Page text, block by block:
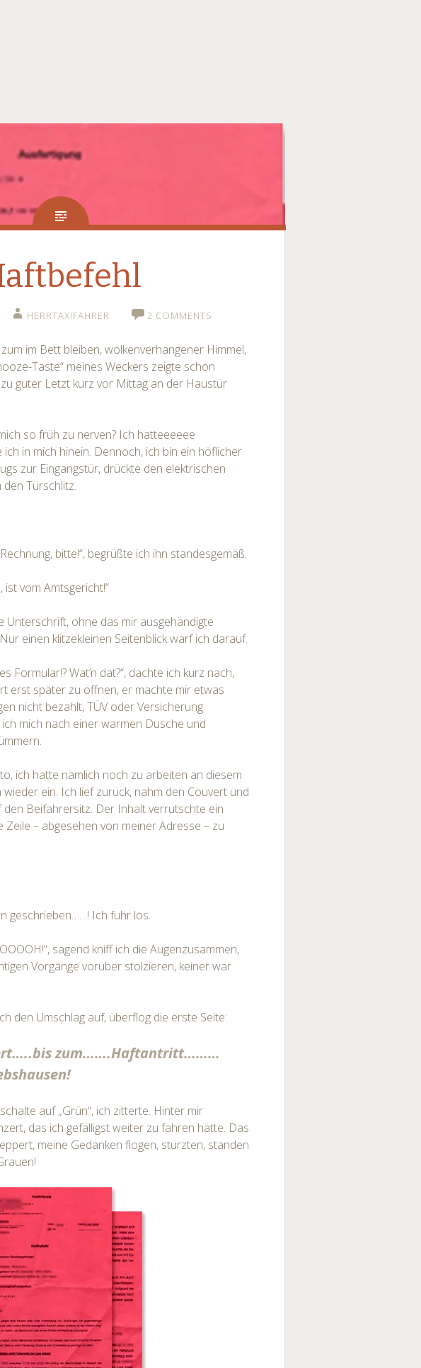
HERRTAXIFAHRER 2 COMMENTS
im Bett bleiben, wolkenverhangener Himmel,
Taste“ meines Weckers zeigte schon
guter Letzt kurz vor Mittag an der Haustür
so früh zu nerven? Ich hatteeeeee
in mich hinein. Dennoch, ich bin ein höflicher
zur Eingangstür, drückte den elektrischen
Türschlitz.
bitte!“, begrüßte ich ihn standesgemäß.
vom Amtsgericht!“
Unterschrift, ohne das mir ausgehändigte
einen klitzekleinen Seitenblick warf ich darauf.
Formular!? Wat’n dat?“, dachte ich kurz nach,
erst später zu öffnen, er machte mir etwas
nicht bezahlt, TÜV oder Versicherung
mich nach einer warmen Dusche und
ich hatte nämlich noch zu arbeiten an diesem
wieder ein. Ich lief zurück, nahm den Couvert und
den Beifahrersitz. Der Inhalt verrutschte ein
Zeile – abgesehen von meiner Adresse – zu
geschrieben……! Ich fuhr los.
sagend kniff ich die Augenzusammen,
Vorgänge vorüber stolzieren, keiner war
den Umschlag auf, überflog die erste Seite:
zum…….Haftantritt………
auf „Grün“, ich zitterte. Hinter mir
das ich gefälligst weiter zu fahren hätte. Das
meine Gedanken flogen, stürzten, standen